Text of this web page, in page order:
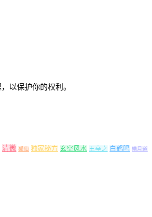
以保护你的权利。
清微 狐仙 独家秘方 玄空风水 王亭之 白鹤鸣 皓月道